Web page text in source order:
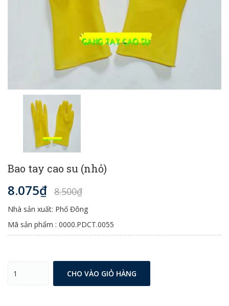
Bao tay cao su (nhỏ)
8.075₫ 8.500₫
Nhà sản xuất: Phố Đông
Mã sản phẩm : 0000.PDCT.0055
CHO VÀO GIỎ HÀNG